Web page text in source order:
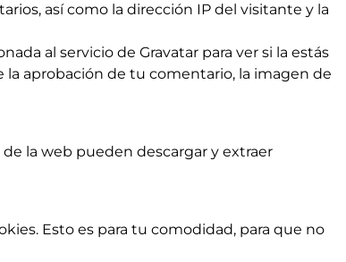
así como la dirección IP del visitante y la
al servicio de Gravatar para ver si la estás
la aprobación de tu comentario, la imagen de
la web pueden descargar y extraer
Esto es para tu comodidad, para que no